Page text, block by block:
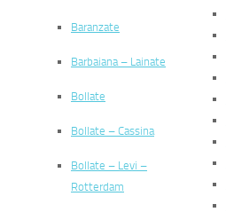
Baranzate
Barbaiana – Lainate
Bollate
Bollate – Cassina
Bollate – Levi –
Rotterdam